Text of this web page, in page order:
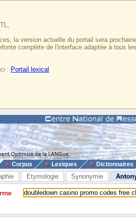
la version actuelle du portail sera
complète de l'interface adaptée à tous
: Portail lexical
Corpus Lexiques Dictionnaires
Etymologie Synonymie